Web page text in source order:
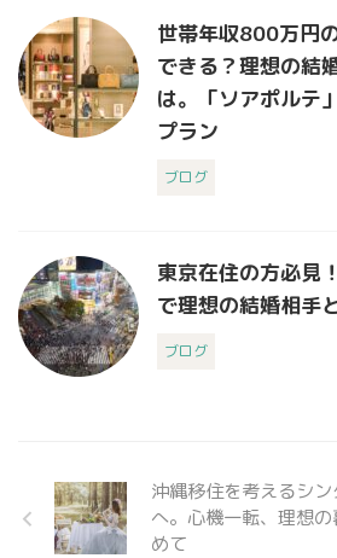
世帯年収800万円
できる？理想の結
は。「ソアポルテ
プラン
ブログ
東京在住の方必見
で理想の結婚相手
ブログ
沖縄移住を考えるシ
へ。心機一転、理想
めて